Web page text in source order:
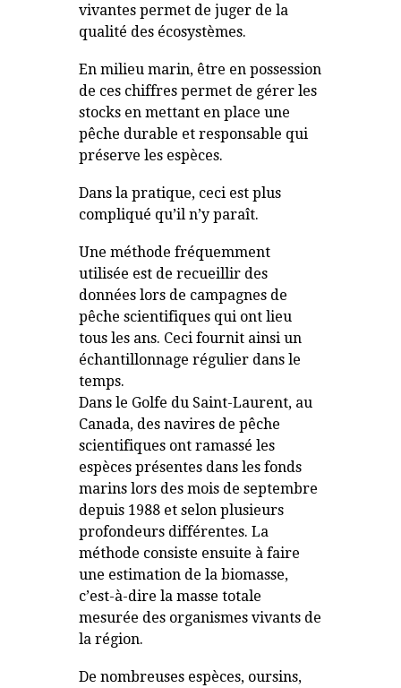
vivantes permet de juger de la
qualité des écosystèmes.
En milieu marin, être en possession
de ces chiffres permet de gérer les
stocks en mettant en place une
pêche durable et responsable qui
préserve les espèces.
Dans la pratique, ceci est plus
compliqué qu’il n’y paraît.
Une méthode fréquemment
utilisée est de recueillir des
données lors de campagnes de
pêche scientifiques qui ont lieu
tous les ans. Ceci fournit ainsi un
échantillonnage régulier dans le
temps.
Dans le Golfe du Saint-Laurent, au
Canada, des navires de pêche
scientifiques ont ramassé les
espèces présentes dans les fonds
marins lors des mois de septembre
depuis 1988 et selon plusieurs
profondeurs différentes. La
méthode consiste ensuite à faire
une estimation de la biomasse,
c’est-à-dire la masse totale
mesurée des organismes vivants de
la région.
De nombreuses espèces, oursins,